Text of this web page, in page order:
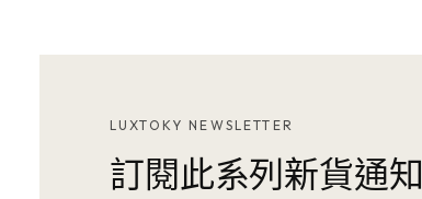
LUXTOKY NEWSLETTER
訂閱此系列新貨通知